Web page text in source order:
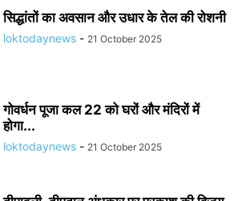
सिद्धांतों का अवसान और उधार के तेल की रोशनी
loktodaynews - 21 October 2025
गोवर्धन पूजा कल 22 को घरों और मंदिरों में
होगा...
loktodaynews - 21 October 2025